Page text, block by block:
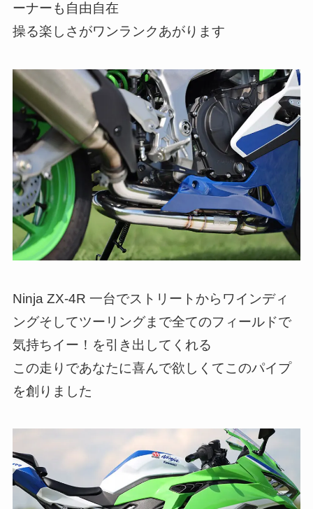
ーナーも自由自在
操る楽しさがワンランクあがります
Ninja ZX-4R 一台でストリートからワインディ
ングそしてツーリングまで全てのフィールドで
気持ちイー！を引き出してくれる
この走りであなたに喜んで欲しくてこのパイプ
を創りました